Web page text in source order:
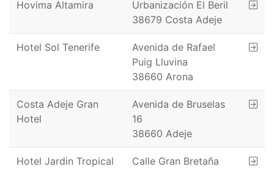
Hovima Altamira
Urbanización El Beril
38679 Costa Adeje
Hotel Sol Tenerife
Avenida de Rafael
Puig Lluvina
38660 Arona
Costa Adeje Gran
Hotel
Avenida de Bruselas
16
38660 Adeje
Hotel Jardin Tropical
Calle Gran Bretaña